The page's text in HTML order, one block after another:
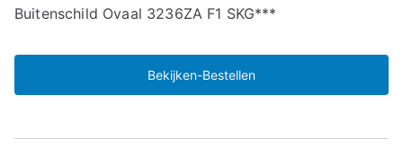
Buitenschild Ovaal 3236ZA F1 SKG***
Bekijken-Bestellen